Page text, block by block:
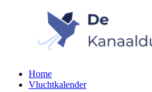
Home
Vluchtkalender